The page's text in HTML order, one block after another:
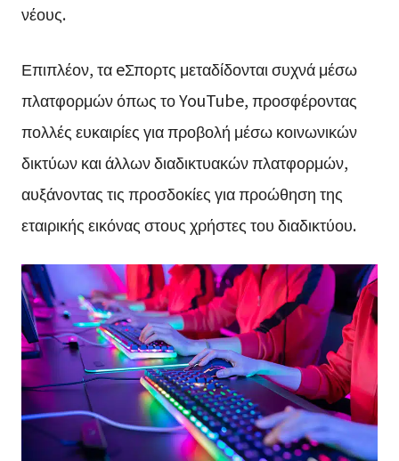
νέους.
Επιπλέον, τα eΣπορτς μεταδίδονται συχνά μέσω
πλατφορμών όπως το YouTube, προσφέροντας
πολλές ευκαιρίες για προβολή μέσω κοινωνικών
δικτύων και άλλων διαδικτυακών πλατφορμών,
αυξάνοντας τις προσδοκίες για προώθηση της
εταιρικής εικόνας στους χρήστες του διαδικτύου.